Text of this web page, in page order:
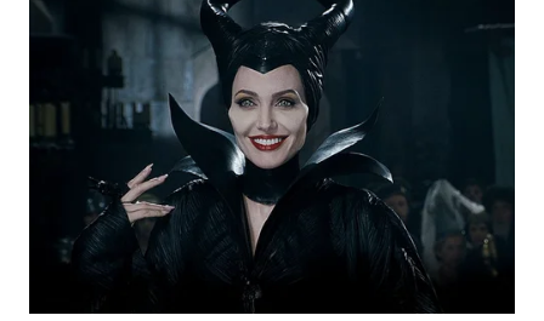
WAHANA
ADVOKAT
INFRASTRUKTUR
WAHANA
KONSUMEN